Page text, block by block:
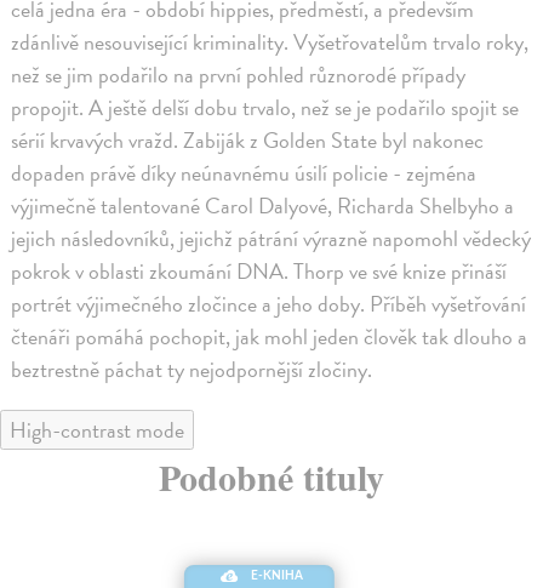
celá jedna éra - období hippies, předměstí, a především
zdánlivě nesouvisející kriminality. Vyšetřovatelům trvalo roky,
než se jim podařilo na první pohled různorodé případy
propojit. A ještě delší dobu trvalo, než se je podařilo spojit se
sérií krvavých vražd. Zabiják z Golden State byl nakonec
dopaden právě díky neúnavnému úsilí policie - zejména
výjimečně talentované Carol Dalyové, Richarda Shelbyho a
jejich následovníků, jejichž pátrání výrazně napomohl vědecký
pokrok v oblasti zkoumání DNA. Thorp ve své knize přináší
portrét výjimečného zločince a jeho doby. Příběh vyšetřování
čtenáři pomáhá pochopit, jak mohl jeden člověk tak dlouho a
beztrestně páchat ty nejodpornější zločiny.
High-contrast mode
Podobné tituly
E-KNIHA